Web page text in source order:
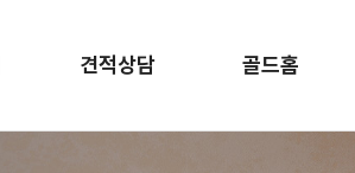
견적상담 골드홈